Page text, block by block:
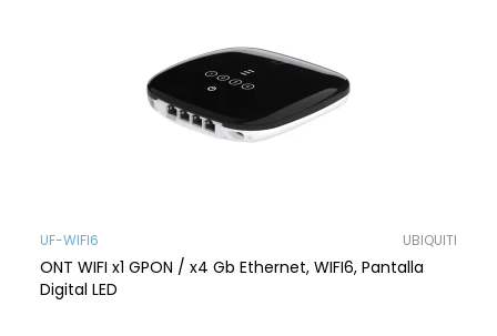
UF-WIFI6 UBIQUITI
ONT WIFI x1 GPON / x4 Gb Ethernet, WIFI6, Pantalla
Digital LED